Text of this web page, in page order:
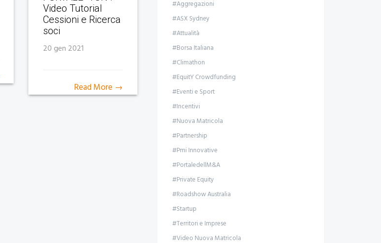
Video Tutorial
Cessioni e Ricerca
soci
20 gen 2021
Read More →
#Aggregazioni
#ASX Sydney
#Attualità
#Borsa Italiana
#Climathon
#EquitY Crowdfunding
#Eventi e Sport
#Incentivi
#Nuova Matricola
#Partnership
#Pmi Innovative
#PortaledellM&A
#Private Equity
#Roadshow Australia
#Startup
#Territori e Imprese
#Video Nuova Matricola